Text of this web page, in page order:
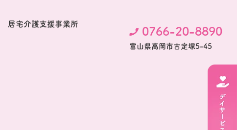
居宅介護支援事業所
0766-20-8890
富⼭県⾼岡市古定塚5-45